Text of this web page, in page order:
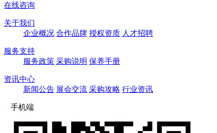
在线咨询
关于我们
企业概况 合作品牌 授权资质 人才招聘
服务支持
服务政策 采购说明 保养手册
资讯中心
新闻公告 展会交流 采购攻略 行业资讯
手机端